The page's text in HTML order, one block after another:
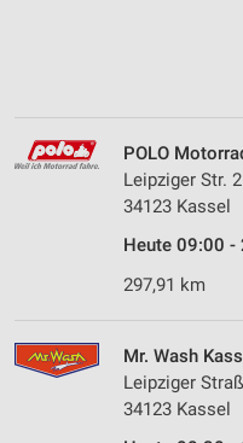
POLO
Leipziger Str.
34123 Kassel
Heute 09:00 -
297,91 km
Mr. Wash
Leipziger
34123 Kassel